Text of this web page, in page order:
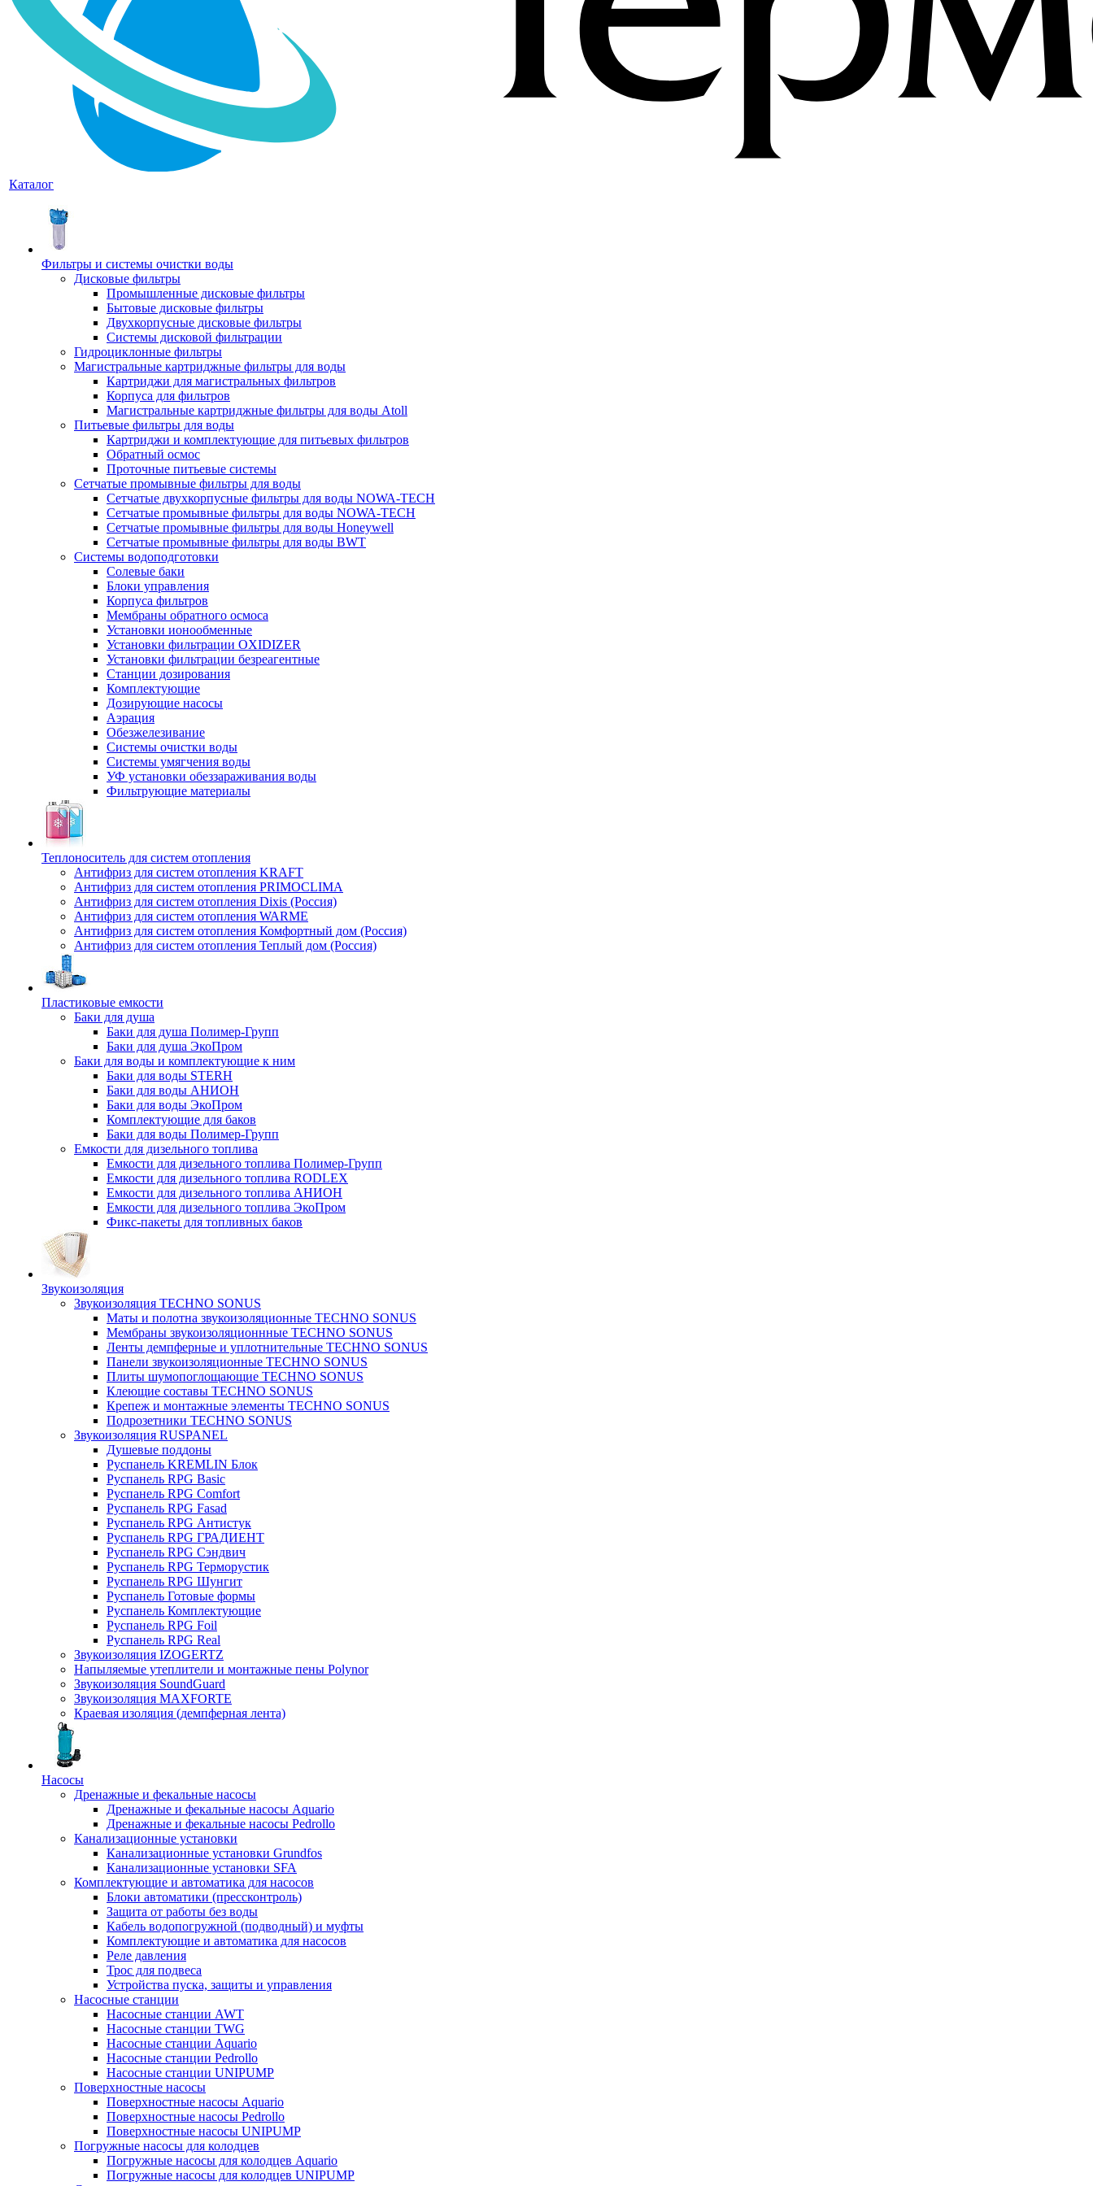
Каталог
Фильтры и системы очистки воды
Дисковые фильтры
Промышленные дисковые фильтры
Бытовые дисковые фильтры
Двухкорпусные дисковые фильтры
Системы дисковой фильтрации
Гидроциклонные фильтры
Магистральные картриджные фильтры для воды
Картриджи для магистральных фильтров
Корпуса для фильтров
Магистральные картриджные фильтры для воды Atoll
Питьевые фильтры для воды
Картриджи и комплектующие для питьевых фильтров
Обратный осмос
Проточные питьевые системы
Сетчатые промывные фильтры для воды
Сетчатые двухкорпусные фильтры для воды NOWA-TECH
Сетчатые промывные фильтры для воды NOWA-TECH
Сетчатые промывные фильтры для воды Honeywell
Сетчатые промывные фильтры для воды BWT
Системы водоподготовки
Солевые баки
Блоки управления
Корпуса фильтров
Мембраны обратного осмоса
Установки ионообменные
Установки фильтрации OXIDIZER
Установки фильтрации безреагентные
Станции дозирования
Комплектующие
Дозирующие насосы
Аэрация
Обезжелезивание
Системы очистки воды
Системы умягчения воды
УФ установки обеззараживания воды
Фильтрующие материалы
Теплоноситель для систем отопления
Антифриз для систем отопления KRAFT
Антифриз для систем отопления PRIMOCLIMA
Антифриз для систем отопления Dixis (Россия)
Антифриз для систем отопления WARME
Антифриз для систем отопления Комфортный дом (Россия)
Антифриз для систем отопления Теплый дом (Россия)
Пластиковые емкости
Баки для душа
Баки для душа Полимер-Групп
Баки для душа ЭкоПром
Баки для воды и комплектующие к ним
Баки для воды STERH
Баки для воды АНИОН
Баки для воды ЭкоПром
Комплектующие для баков
Баки для воды Полимер-Групп
Емкости для дизельного топлива
Емкости для дизельного топлива Полимер-Групп
Емкости для дизельного топлива RODLEX
Емкости для дизельного топлива АНИОН
Емкости для дизельного топлива ЭкоПром
Фикс-пакеты для топливных баков
Звукоизоляция
Звукоизоляция TECHNO SONUS
Маты и полотна звукоизоляционные TECHNO SONUS
Мембраны звукоизоляционнные TECHNO SONUS
Ленты демпферные и уплотнительные TECHNO SONUS
Панели звукоизоляционные TECHNO SONUS
Плиты шумопоглощающие TECHNO SONUS
Клеющие составы TECHNO SONUS
Крепеж и монтажные элементы TECHNO SONUS
Подрозетники TECHNO SONUS
Звукоизоляция RUSPANEL
Душевые поддоны
Руспанель KREMLIN Блок
Руспанель RPG Basic
Руспанель RPG Comfort
Руспанель RPG Fasad
Руспанель RPG Антистук
Руспанель RPG ГРАДИЕНТ
Руспанель RPG Сэндвич
Руспанель RPG Терморустик
Руспанель RPG Шунгит
Руспанель Готовые формы
Руспанель Комплектующие
Руспанель RPG Foil
Руспанель RPG Real
Звукоизоляция IZOGERTZ
Напыляемые утеплители и монтажные пены Polynor
Звукоизоляция SoundGuard
Звукоизоляция MAXFORTE
Краевая изоляция (демпферная лента)
Насосы
Дренажные и фекальные насосы
Дренажные и фекальные насосы Aquario
Дренажные и фекальные насосы Pedrollo
Канализационные установки
Канализационные установки Grundfos
Канализационные установки SFA
Комплектующие и автоматика для насосов
Блоки автоматики (прессконтроль)
Защита от работы без воды
Кабель водопогружной (подводный) и муфты
Комплектующие и автоматика для насосов
Реле давления
Трос для подвеса
Устройства пуска, защиты и управления
Насосные станции
Насосные станции AWT
Насосные станции TWG
Насосные станции Aquario
Насосные станции Pedrollo
Насосные станции UNIPUMP
Поверхностные насосы
Поверхностные насосы Aquario
Поверхностные насосы Pedrollo
Поверхностные насосы UNIPUMP
Погружные насосы для колодцев
Погружные насосы для колодцев Aquario
Погружные насосы для колодцев UNIPUMP